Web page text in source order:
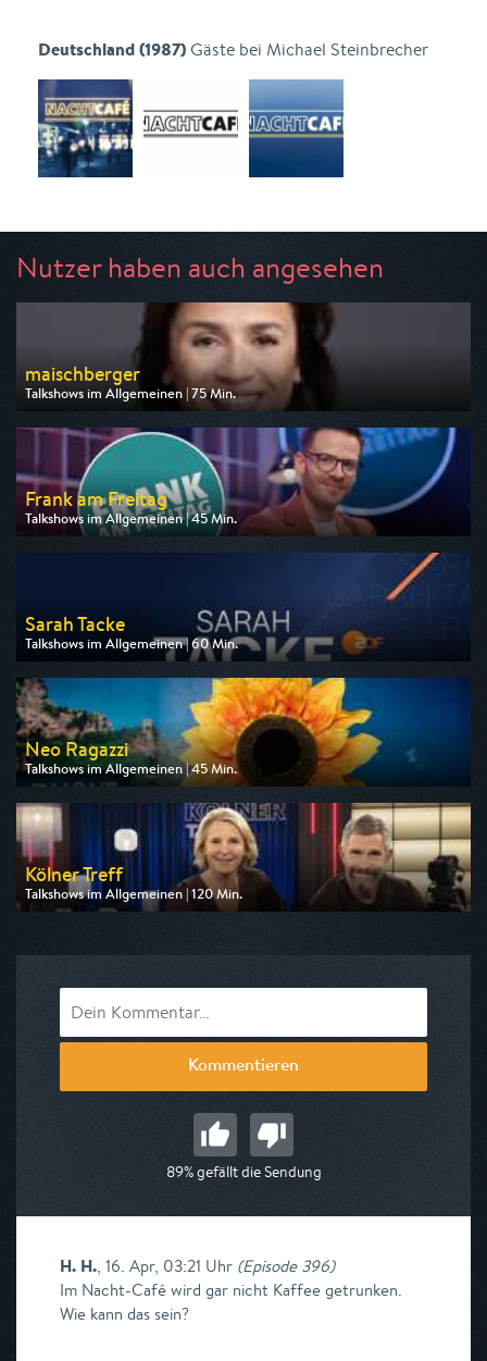
Deutschland (1987)Gäste bei Michael Steinbrecher
Nutzer haben auch angesehen
maischberger
Talkshows im Allgemeinen | 75 Min.
Ausgestrahlt von ARD
am 11.08.2026, 22:50
Frank am Freitag
Talkshows im Allgemeinen | 45 Min.
Ausgestrahlt von BR
Sarah Tacke
Talkshows im Allgemeinen | 60 Min.
Ausgestrahlt von ZDF
am 13.08.2026, 23:30
Neo Ragazzi
Talkshows im Allgemeinen | 45 Min.
Ausgestrahlt von ZDF neo
am 13.08.2026, 23:40
Kölner Treff
Talkshows im Allgemeinen | 120 Min.
Ausgestrahlt von WDR
Kommentieren
89% gefällt die Sendung
H. H., 16. Apr, 03:21 Uhr (Episode 396)
Im Nacht-Café wird gar nicht Kaffee getrunken.
Wie kann das sein?